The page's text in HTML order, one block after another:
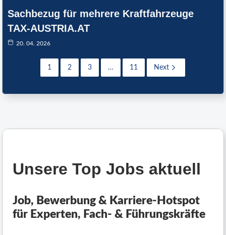
Sachbezug für mehrere Kraftfahrzeuge
TAX-AUSTRIA.AT
20. 04. 2026
1 2 3 … 11 Next
Unsere Top Jobs aktuell
Job, Bewerbung & Karriere-Hotspot
für Experten, Fach- & Führungskräfte